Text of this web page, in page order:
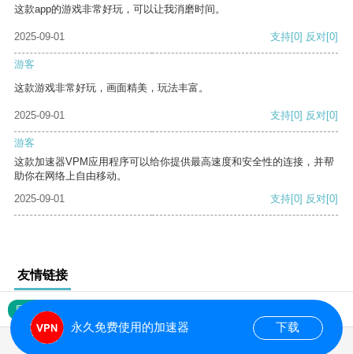
这款app的游戏非常好玩，可以让我消磨时间。
2025-09-01 支持[0] 反对[0]
游客
这款游戏非常好玩，画面精美，玩法丰富。
2025-09-01 支持[0] 反对[0]
游客
这款加速器VPM应用程序可以给你提供最高速度和安全性的连接，并帮
助你在网络上自由移动。
2025-09-01
支持[0] 反对[0]
友情链接
网站地图
永久免费使用的加速器 下载